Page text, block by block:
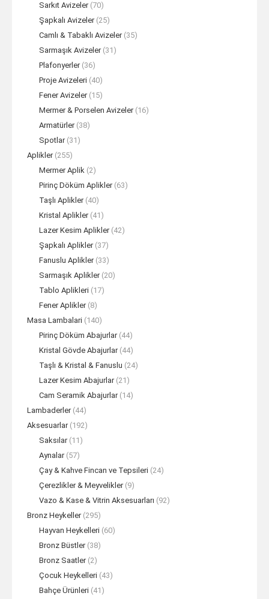
Sarkıt Avizeler (70)
Şapkalı Avizeler (25)
Camlı & Tabaklı Avizeler (35)
Sarmaşık Avizeler (31)
Plafonyerler (36)
Proje Avizeleri (40)
Fener Avizeler (15)
Mermer & Porselen Avizeler (16)
Armatürler (38)
Spotlar (31)
Aplikler (255)
Mermer Aplik (2)
Pirinç Döküm Aplikler (63)
Taşlı Aplikler (40)
Kristal Aplikler (41)
Lazer Kesim Aplikler (42)
Şapkalı Aplikler (37)
Fanuslu Aplikler (33)
Sarmaşık Aplikler (20)
Tablo Aplikleri (17)
Fener Aplikler (8)
Masa Lambalari (140)
Pirinç Döküm Abajurlar (44)
Kristal Gövde Abajurlar (44)
Taşlı & Kristal & Fanuslu (24)
Lazer Kesim Abajurlar (21)
Cam Seramik Abajurlar (14)
Lambaderler (44)
Aksesuarlar (192)
Saksılar (11)
Aynalar (57)
Çay & Kahve Fincan ve Tepsileri (24)
Çerezlikler & Meyvelikler (9)
Vazo & Kase & Vitrin Aksesuarları (92)
Bronz Heykeller (295)
Hayvan Heykelleri (60)
Bronz Büstler (38)
Bronz Saatler (2)
Çocuk Heykelleri (43)
Bahçe Ürünleri (41)